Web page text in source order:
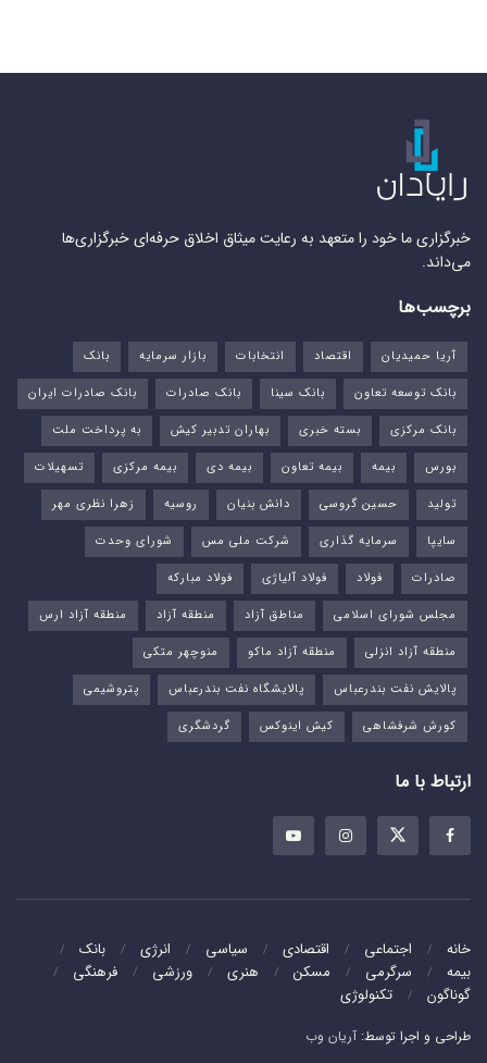
خبرگزاری ما خود را متعهد به رعایت میثاق اخلاق حرفه‌ای خبرگزاری‌ها
می‌داند.
برچسب‌ها
آریا حمیدیان اقتصاد انتخابات بازار سرمایه
بانک
بانک توسعه تعاون
بانک سینا بانک صادرات
بانک صادرات ایران
بانک مرکزی
بسته خبری بهاران تدبیر کیش
به پرداخت ملت
بورس‌
بیمه بیمه تعاون بیمه دی بیمه مرکزی
تسهیلات
تولید
حسین گروسی دانش بنیان روسیه
زهرا نظری مهر
سایپا
سرمایه گذاری شرکت ملی مس
شورای وحدت
صادرات
فولاد فولاد آلیاژی
فولاد مبارکه
مجلس شورای اسلامی
مناطق آزاد منطقه آزاد
منطقه آزاد ارس
منطقه آزاد انزلی
منطقه آزاد ماکو
منوچهر متکی
پالایش نفت بندرعباس
پالایشگاه نفت بندرعباس
پتروشیمی
کورش شرفشاهی
کیش اینوکس گردشگری
ارتباط با ما
خانه اجتماعی اقتصادی سیاسی انرژی
بانک
بیمه
سرگرمی مسکن هنری ورزشی
فرهنگی
گوناگون
تکنولوژی
طراحی و اجرا توسط: آریان وب